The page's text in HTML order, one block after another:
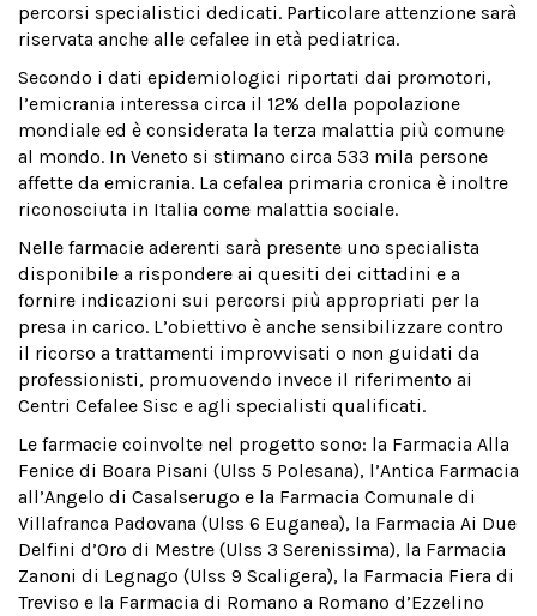
percorsi specialistici dedicati. Particolare attenzione sarà
riservata anche alle cefalee in età pediatrica.
Secondo i dati epidemiologici riportati dai promotori,
l’emicrania interessa circa il 12% della popolazione
mondiale ed è considerata la terza malattia più comune
al mondo. In Veneto si stimano circa 533 mila persone
affette da emicrania. La cefalea primaria cronica è inoltre
riconosciuta in Italia come malattia sociale.
Nelle farmacie aderenti sarà presente uno specialista
disponibile a rispondere ai quesiti dei cittadini e a
fornire indicazioni sui percorsi più appropriati per la
presa in carico. L’obiettivo è anche sensibilizzare contro
il ricorso a trattamenti improvvisati o non guidati da
professionisti, promuovendo invece il riferimento ai
Centri Cefalee Sisc e agli specialisti qualificati.
Le farmacie coinvolte nel progetto sono: la Farmacia Alla
Fenice di Boara Pisani (Ulss 5 Polesana), l’Antica Farmacia
all’Angelo di Casalserugo e la Farmacia Comunale di
Villafranca Padovana (Ulss 6 Euganea), la Farmacia Ai Due
Delfini d’Oro di Mestre (Ulss 3 Serenissima), la Farmacia
Zanoni di Legnago (Ulss 9 Scaligera), la Farmacia Fiera di
Treviso e la Farmacia di Romano a Romano d’Ezzelino